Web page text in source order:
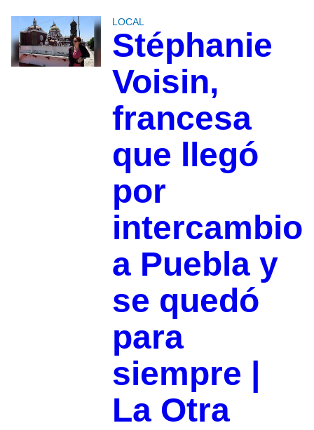
LOCAL
Stéphanie
Voisin,
francesa
que llegó
por
intercambio
a Puebla y
se quedó
para
siempre |
La Otra